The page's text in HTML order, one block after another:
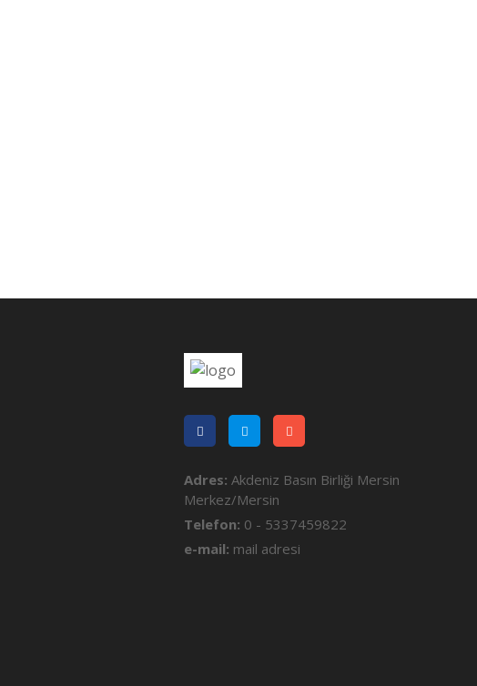
Adres: Akdeniz Basın Birliği Mersin
Merkez/Mersin
Telefon: 0 - 5337459822
e-mail: mail adresi